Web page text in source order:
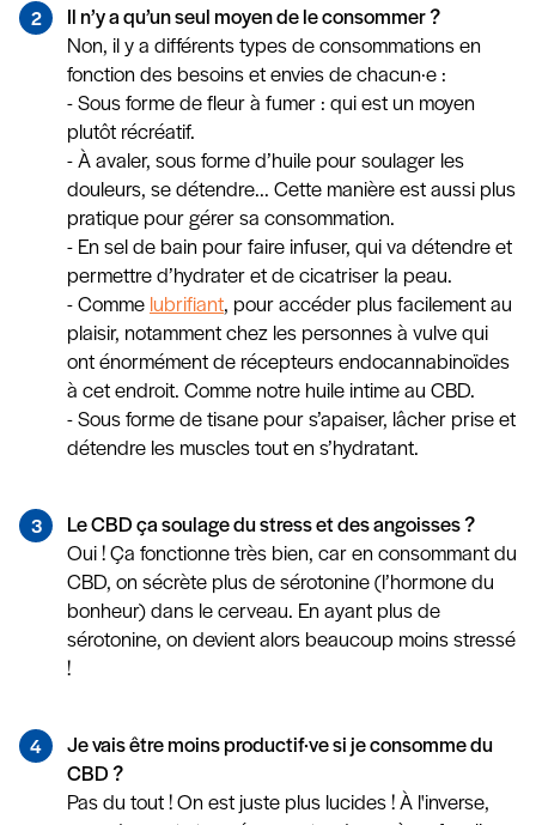
Il n’y a qu’un seul moyen de le consommer ?
Non, il y a différents types de consommations en
fonction des besoins et envies de chacun·e :
- Sous forme de fleur à fumer : qui est un moyen
plutôt récréatif.
- À avaler, sous forme d’huile pour soulager les
douleurs, se détendre... Cette manière est aussi plus
pratique pour gérer sa consommation.
- En sel de bain pour faire infuser, qui va détendre et
permettre d’hydrater et de cicatriser la peau.
- Comme lubrifiant, pour accéder plus facilement au
plaisir, notamment chez les personnes à vulve qui
ont énormément de récepteurs endocannabinoïdes
à cet endroit. Comme notre huile intime au CBD.
- Sous forme de tisane pour s’apaiser, lâcher prise et
détendre les muscles tout en s’hydratant.
Le CBD ça soulage du stress et des angoisses ?
Oui ! Ça fonctionne très bien, car en consommant du
CBD, on sécrète plus de sérotonine (l’hormone du
bonheur) dans le cerveau. En ayant plus de
sérotonine, on devient alors beaucoup moins stressé
!
Je vais être moins productif·ve si je consomme du
CBD ?
Pas du tout ! On est juste plus lucides ! À l'inverse,